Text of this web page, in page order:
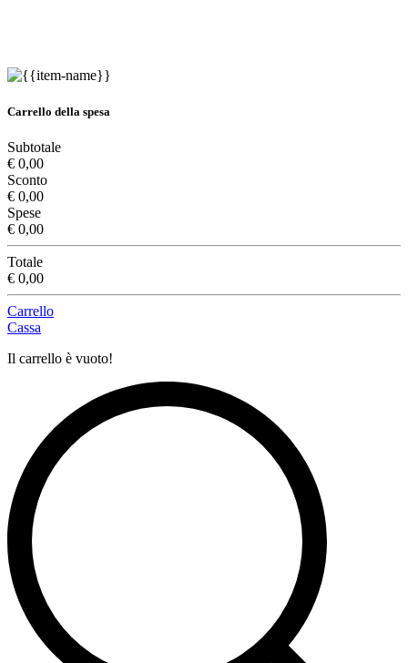
Carrello della spesa
Subtotale
€ 0,00
Sconto
€ 0,00
Spese
€ 0,00
Totale
€ 0,00
Carrello
Cassa
Il carrello è vuoto!